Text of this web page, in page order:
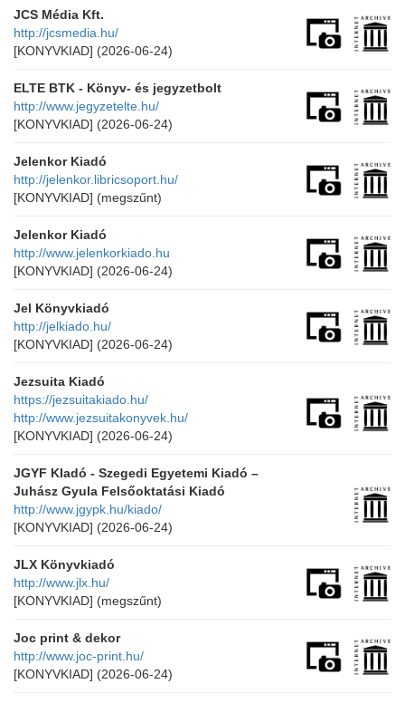
JCS Média Kft.
http://jcsmedia.hu/
[KONYVKIAD] (2026-06-24)
ELTE BTK - Könyv- és jegyzetbolt
http://www.jegyzetelte.hu/
[KONYVKIAD] (2026-06-24)
Jelenkor Kiadó
http://jelenkor.libricsoport.hu/
[KONYVKIAD] (megszűnt)
Jelenkor Kiadó
http://www.jelenkorkiado.hu
[KONYVKIAD] (2026-06-24)
Jel Könyvkiadó
http://jelkiado.hu/
[KONYVKIAD] (2026-06-24)
Jezsuita Kiadó
https://jezsuitakiado.hu/
http://www.jezsuitakonyvek.hu/
[KONYVKIAD] (2026-06-24)
JGYF KIadó - Szegedi Egyetemi Kiadó –
Juhász Gyula Felsőoktatási Kiadó
http://www.jgypk.hu/kiado/
[KONYVKIAD] (2026-06-24)
JLX Könyvkiadó
http://www.jlx.hu/
[KONYVKIAD] (megszűnt)
Joc print & dekor
http://www.joc-print.hu/
[KONYVKIAD] (2026-06-24)